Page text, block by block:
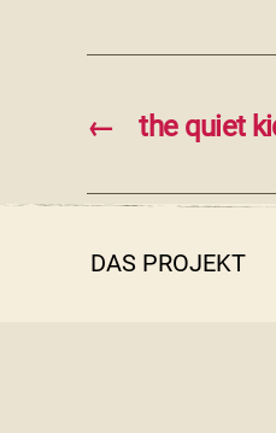
← the quiet
DAS PROJEKT